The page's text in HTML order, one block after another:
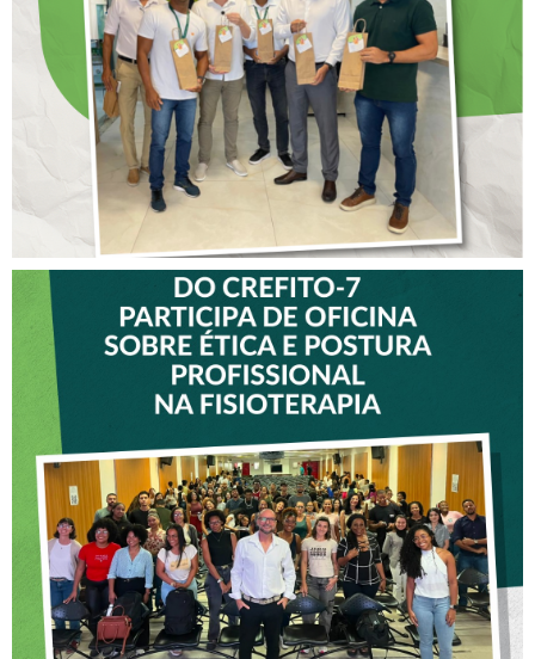
COLABORADORES DO
CREFITO-7
VICE-PRESIDENTE DO
CREFITO-7 PARTICIPA DE
OFICINA SOBRE ÉTICA E
POSTURA PROFISSIONAL
NA FISIOTERAPIA